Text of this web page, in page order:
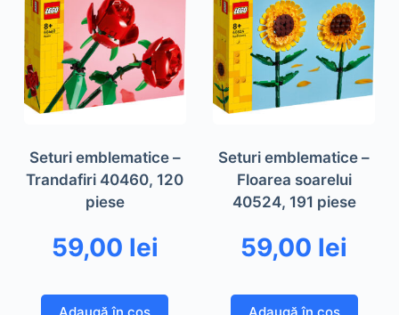
Seturi emblematice –
Trandafiri 40460, 120
piese
59,00 lei
Seturi emblematice –
Floarea soarelui
40524, 191 piese
59,00 lei